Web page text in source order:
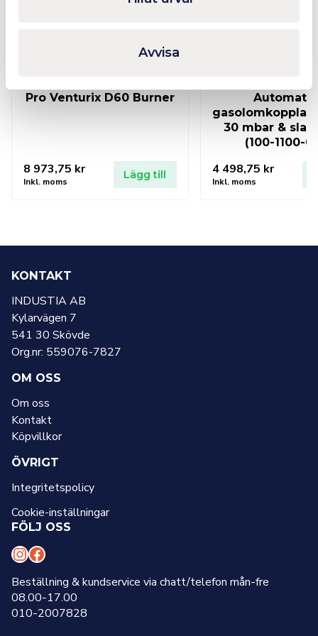
Avvisa
Pro Venturix D60 Burner
8 973,75 kr
Inkl. moms
Lägg till
30 mbar &
(100-1100-
4 498,75 kr
Inkl. moms
KONTAKT
INDUSTIA AB
Kylarvägen 7
541 30 Skövde
Org.nr: 559076-7827
OM OSS
Om oss
Kontakt
Köpvillkor
ÖVRIGT
Integritetspolicy
Cookie-inställningar
FÖLJ OSS
I
n
s
t
F
a
c
e
Beställning & kundservice via chatt/telefon mån-fre
08.00-17.00
010-2007828